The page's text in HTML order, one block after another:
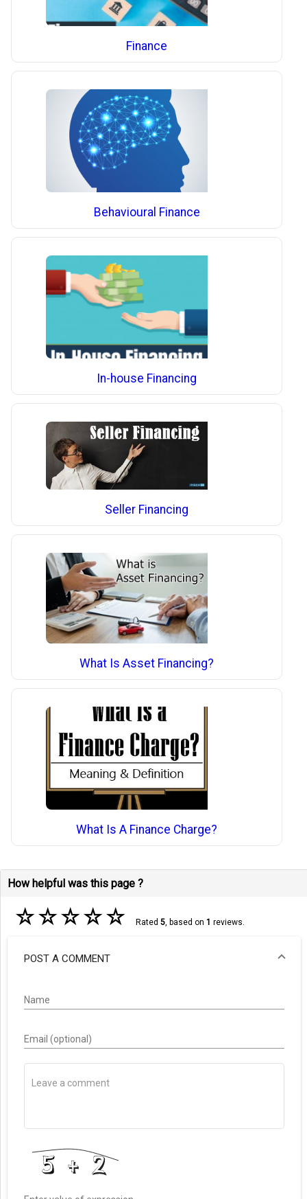
Finance
Behavioural Finance
In-house Financing
Seller Financing
What Is Asset Financing?
What Is A Finance Charge?
How helpful was this page ?
☆☆☆☆☆ Rated 5, based on 1 reviews.
POST A COMMENT
Name
Email (optional)